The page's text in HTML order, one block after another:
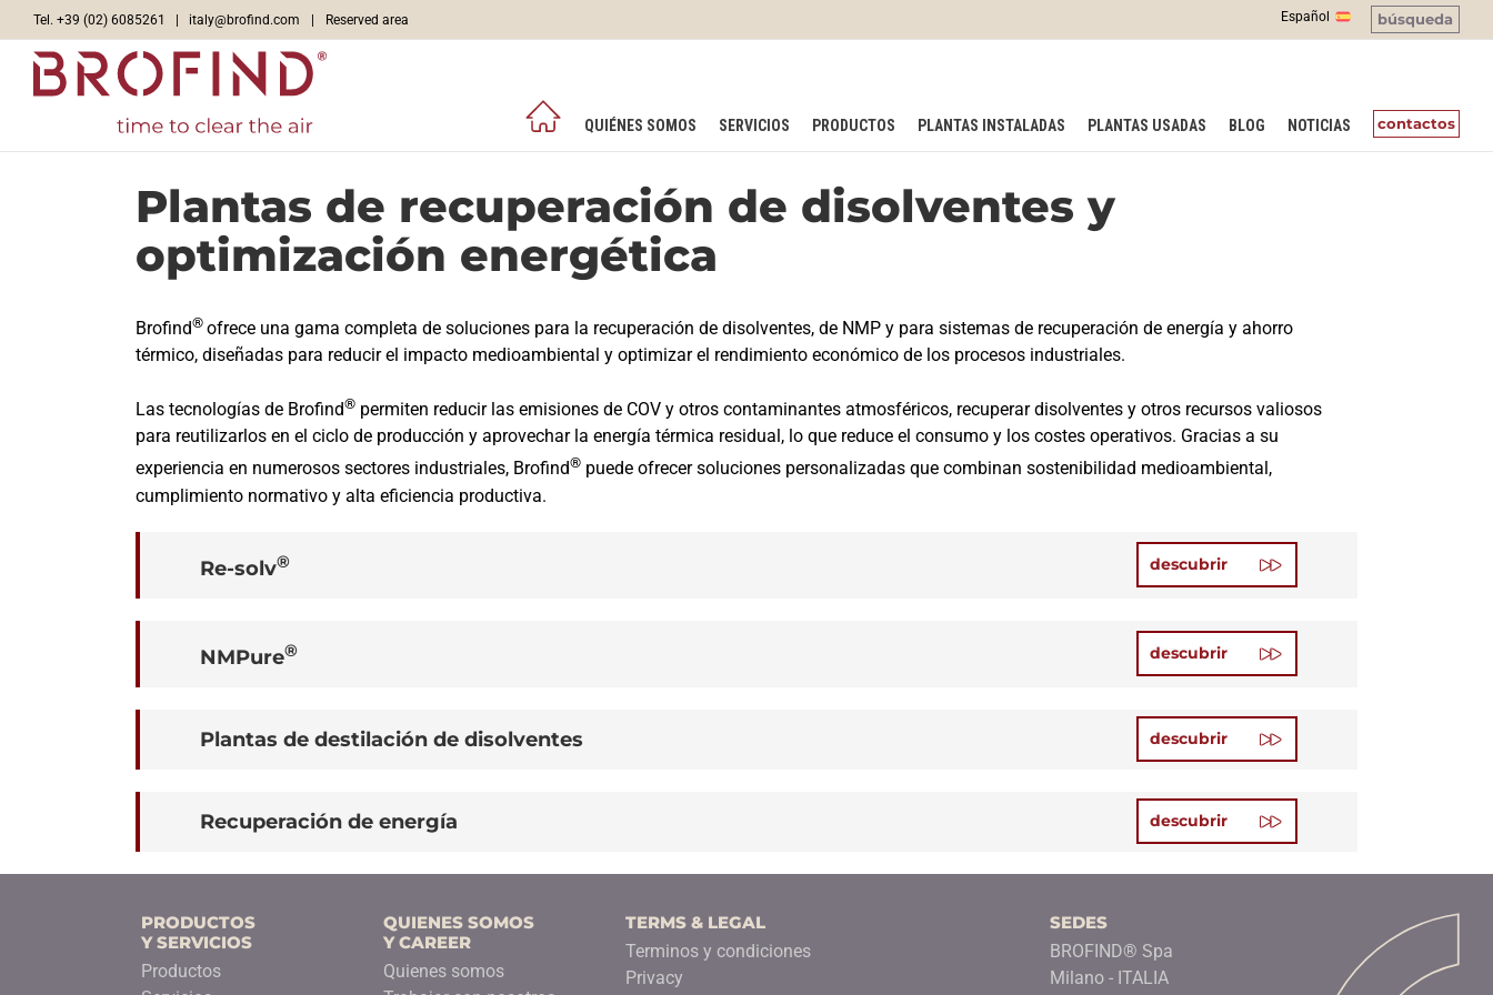
to
content
Tel. +39 (02) 6085261 | italy@brofind.com | Reserved area Español búsqueda
QUIÉNES SOMOS SERVICIOS PRODUCTOS PLANTAS INSTALADAS PLANTAS USADAS BLOG NOTICIAS contactos
Plantas de recuperación de disolventes y
optimización energética
Brofind® ofrece una gama completa de soluciones para la recuperación de disolventes, de NMP y para sistemas de recuperación de energía y ahorro
térmico, diseñadas para reducir el impacto medioambiental y optimizar el rendimiento económico de los procesos industriales.
Las tecnologías de Brofind® permiten reducir las emisiones de COV y otros contaminantes atmosféricos, recuperar disolventes y otros recursos valiosos
para reutilizarlos en el ciclo de producción y aprovechar la energía térmica residual, lo que reduce el consumo y los costes operativos. Gracias a su
experiencia en numerosos sectores industriales, Brofind® puede ofrecer soluciones personalizadas que combinan sostenibilidad medioambiental,
cumplimiento normativo y alta eficiencia productiva.
Re-solv® descubrir
NMPure® descubrir
Plantas de destilación de disolventes descubrir
Recuperación de energía descubrir
PRODUCTOS
Y SERVICIOS
Productos
QUIENES SOMOS
Y CAREER
Quienes somos
TERMS & LEGAL
Terminos y condiciones
Privacy
SEDES
BROFIND® Spa
Milano - ITALIA